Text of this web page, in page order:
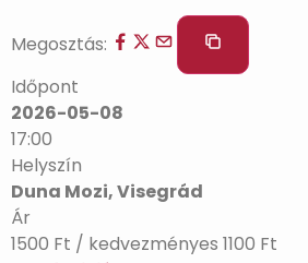
Megosztás:
Időpont
2026-05-08
17:00
Helyszín
Duna Mozi, Visegrád
Ár
1500 Ft / kedvezményes 1100 Ft